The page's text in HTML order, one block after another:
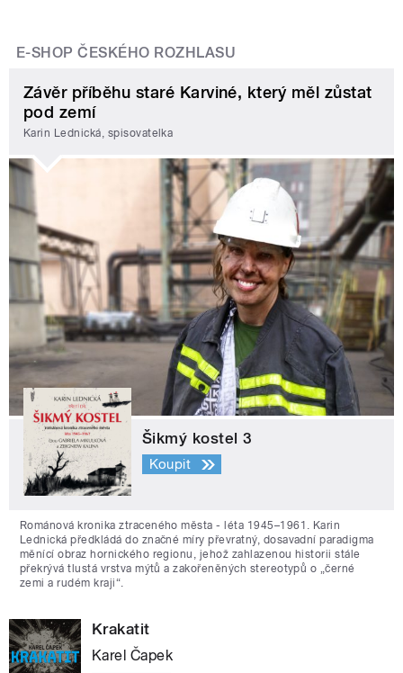
E-SHOP ČESKÉHO ROZHLASU
Závěr příběhu staré Karviné, který měl zůstat
pod zemí
Karin Lednická, spisovatelka
Šikmý kostel 3
Koupit
Románová kronika ztraceného města - léta 1945–1961. Karin
Lednická předkládá do značné míry převratný, dosavadní paradigma
měnící obraz hornického regionu, jehož zahlazenou historii stále
překrývá tlustá vrstva mýtů a zakořeněných stereotypů o „černé
zemi a rudém kraji“.
Krakatit
Karel Čapek